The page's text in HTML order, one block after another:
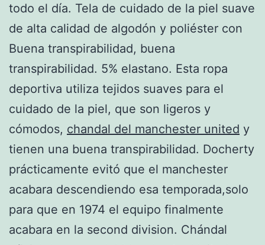
todo el día. Tela de cuidado de la piel suave
de alta calidad de algodón y poliéster con
Buena transpirabilidad, buena
transpirabilidad. 5% elastano. Esta ropa
deportiva utiliza tejidos suaves para el
cuidado de la piel, que son ligeros y
cómodos, chandal del manchester united y
tienen una buena transpirabilidad. Docherty
prácticamente evitó que el manchester
acabara descendiendo esa temporada,solo
para que en 1974 el equipo finalmente
acabara en la second division. Chándal